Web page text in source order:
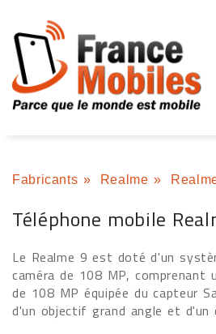
Fabricants » Realme »
Téléphone mobile
Le Realme 9 est doté d'un
caméra de 108 MP, comprenant
de 108 MP équipée du capteur
d'un objectif grand angle et d'un